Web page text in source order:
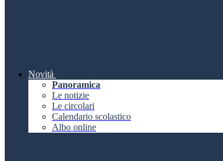
Novità
Panoramica
Le notizie
Le circolari
Calendario scolastico
Albo online